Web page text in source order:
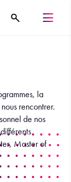
la
rencontrer.
de nos
Master of